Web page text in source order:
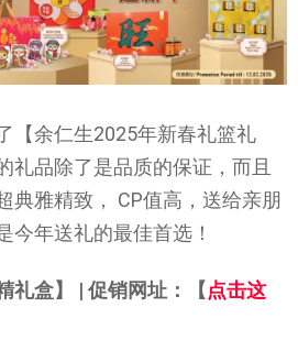
【余仁生2025年新春礼篮礼
礼品除了是品质的保证，而且
典雅精致， CP值高，送给亲朋
今年送礼的最佳首选！
礼盒】 | 促销网址：【点击这